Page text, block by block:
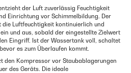
der Luft zuverlässig Feuchtigkeit
Einrichtung vor Schimmelbildung. Der
Luftfeuchtigkeit kontinuierlich und
und aus, sobald der eingestellte Zielwert
Eingriff. Ist der Wassertank voll, schaltet
es zum Überlaufen kommt.
den Kompressor vor Staubablagerungen
des Geräts. Die ideale